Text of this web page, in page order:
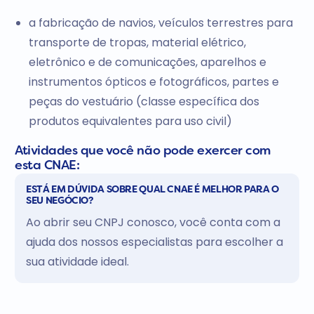
a fabricação de navios, veículos terrestres para
transporte de tropas, material elétrico,
eletrônico e de comunicações, aparelhos e
instrumentos ópticos e fotográficos, partes e
peças do vestuário (classe específica dos
produtos equivalentes para uso civil)
Atividades que você não pode exercer com
esta CNAE:
ESTÁ EM DÚVIDA SOBRE QUAL CNAE É MELHOR PARA O
SEU NEGÓCIO?
Ao abrir seu CNPJ conosco, você conta com a
ajuda dos nossos especialistas para escolher a
sua atividade ideal.